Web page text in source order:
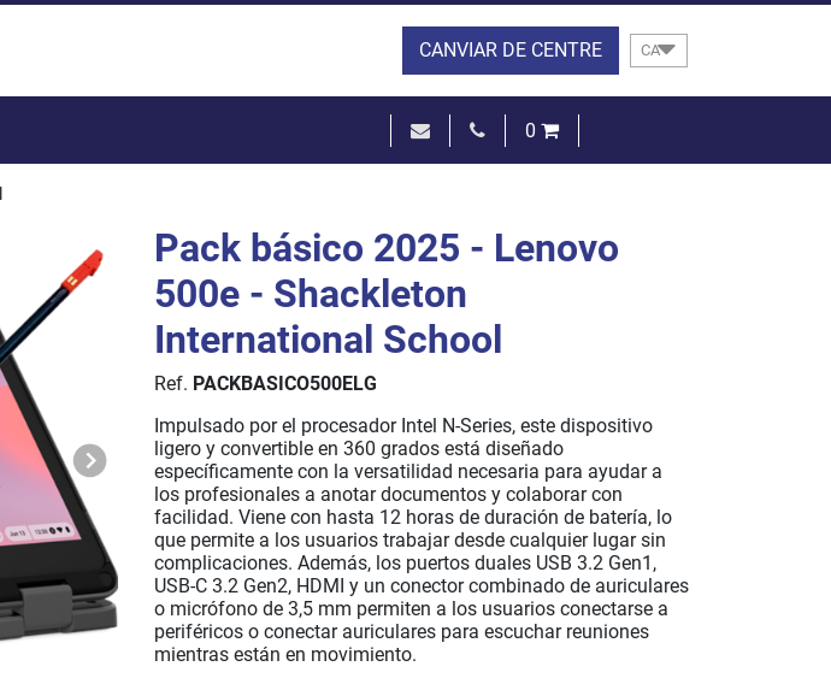
CANVIAR DE CENTRE CA
0
Pack básico 2025 - Lenovo
500e - Shackleton
International School
Ref. PACKBASICO500ELG
Impulsado por el procesador Intel N-Series, este dispositivo
ligero y convertible en 360 grados está diseñado
específicamente con la versatilidad necesaria para ayudar a
los profesionales a anotar documentos y colaborar con
facilidad. Viene con hasta 12 horas de duración de batería, lo
que permite a los usuarios trabajar desde cualquier lugar sin
complicaciones. Además, los puertos duales USB 3.2 Gen1,
USB-C 3.2 Gen2, HDMI y un conector combinado de auriculares
o micrófono de 3,5 mm permiten a los usuarios conectarse a
periféricos o conectar auriculares para escuchar reuniones
mientras están en movimiento.